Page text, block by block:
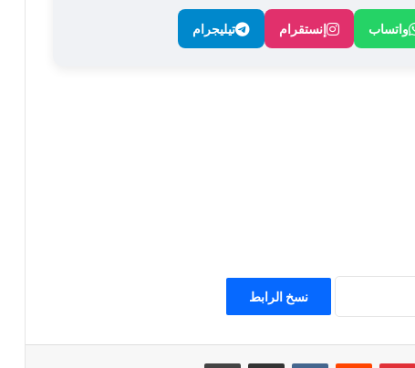
واتساب إنستقرام تيليجرام
نسخ الرابط
بينتيريست مشاركة عبر البريد طباعة